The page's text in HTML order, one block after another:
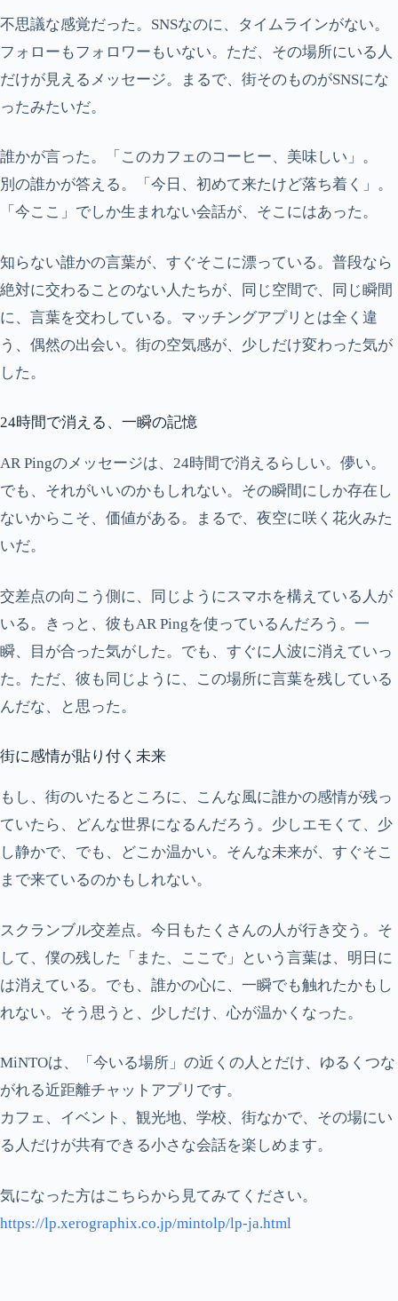
不思議な感覚だった。SNSなのに、タイムラインがない。
フォローもフォロワーもいない。ただ、その場所にいる人
だけが見えるメッセージ。まるで、街そのものがSNSにな
ったみたいだ。
誰かが言った。「このカフェのコーヒー、美味しい」。
別の誰かが答える。「今日、初めて来たけど落ち着く」。
「今ここ」でしか生まれない会話が、そこにはあった。
知らない誰かの言葉が、すぐそこに漂っている。普段なら
絶対に交わることのない人たちが、同じ空間で、同じ瞬間
に、言葉を交わしている。マッチングアプリとは全く違
う、偶然の出会い。街の空気感が、少しだけ変わった気が
した。
24時間で消える、一瞬の記憶
AR Pingのメッセージは、24時間で消えるらしい。儚い。
でも、それがいいのかもしれない。その瞬間にしか存在し
ないからこそ、価値がある。まるで、夜空に咲く花火みた
いだ。
交差点の向こう側に、同じようにスマホを構えている人が
いる。きっと、彼もAR Pingを使っているんだろう。一
瞬、目が合った気がした。でも、すぐに人波に消えていっ
た。ただ、彼も同じように、この場所に言葉を残している
んだな、と思った。
街に感情が貼り付く未来
もし、街のいたるところに、こんな風に誰かの感情が残っ
ていたら、どんな世界になるんだろう。少しエモくて、少
し静かで、でも、どこか温かい。そんな未来が、すぐそこ
まで来ているのかもしれない。
スクランブル交差点。今日もたくさんの人が行き交う。そ
して、僕の残した「また、ここで」という言葉は、明日に
は消えている。でも、誰かの心に、一瞬でも触れたかもし
れない。そう思うと、少しだけ、心が温かくなった。
MiNTOは、「今いる場所」の近くの人とだけ、ゆるくつな
がれる近距離チャットアプリです。
カフェ、イベント、観光地、学校、街なかで、その場にい
る人だけが共有できる小さな会話を楽しめます。
気になった方はこちらから見てみてください。
https://lp.xerographix.co.jp/mintolp/lp-ja.html